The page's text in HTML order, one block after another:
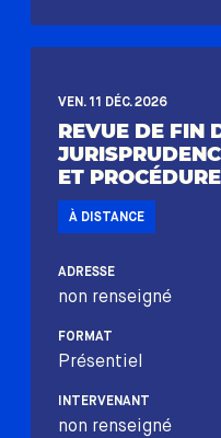
VEN. 11 DÉC. 2026
REVUE DE FIN
ET
À DISTANCE
ADRESSE
non renseigné
FORMAT
Présentiel
INTERVENANT
non renseigné